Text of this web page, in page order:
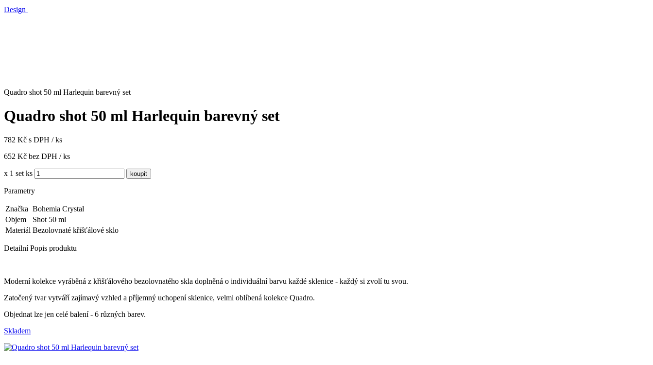
Design
Quadro shot 50 ml Harlequin barevný set
Quadro shot 50 ml Harlequin barevný set
782 Kč s DPH / ks
652 Kč bez DPH / ks
x 1 set ks
Parametry
Značka Bohemia Crystal
Objem
Shot 50 ml
Materiál Bezolovnaté křišťálové sklo
Detailní Popis produktu
Moderní kolekce vyráběná z křišťálového bezolovnatého skla doplněná o individuální barvu každé sklenice - každý si zvolí tu svou.
Zatočený tvar vytváří zajímavý vzhled a příjemný uchopení sklenice, velmi oblíbená kolekce Quadro.
Objednat lze jen celé balení - 6 různých barev.
Skladem